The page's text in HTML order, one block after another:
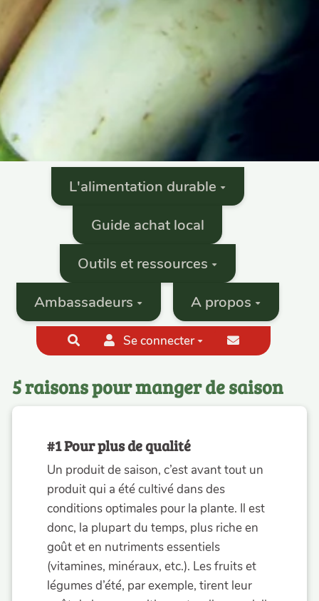
L'alimentation durable
Guide achat local
Outils et ressources
Ambassadeurs
A propos
RechercherSe connecter
5 raisons pour manger de saison
#1 Pour plus de qualité
Un produit de saison, c’est avant tout un
produit qui a été cultivé dans des
conditions optimales pour la plante. Il est
donc, la plupart du temps, plus riche en
goût et en nutriments essentiels
(vitamines, minéraux, etc.). Les fruits et
légumes d’été, par exemple, tirent leur